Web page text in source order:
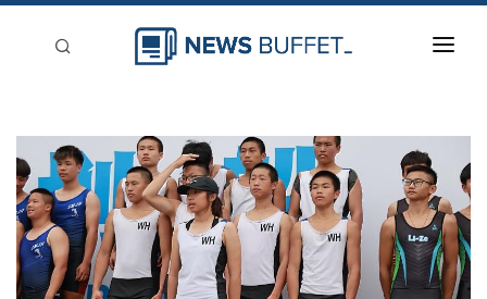
新聞稿分類
登入
刊登